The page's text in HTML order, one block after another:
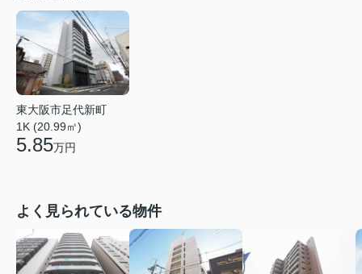
東大阪市足代新町
1K (20.99㎡)
5.85万円
よく見られている物件